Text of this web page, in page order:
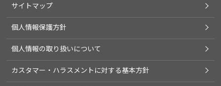
サイトマップ
個人情報保護方針
個人情報の取り扱いについて
カスタマー・ハラスメントに対する基本方針